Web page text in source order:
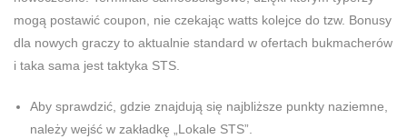
mogą postawić coupon, nie czekając watts kolejce do tzw. Bonusy
dla nowych graczy to aktualnie standard w ofertach bukmacherów
i taka sama jest taktyka STS.
Aby sprawdzić, gdzie znajdują się najbliższe punkty naziemne,
należy wejść w zakładkę „Lokale STS”.